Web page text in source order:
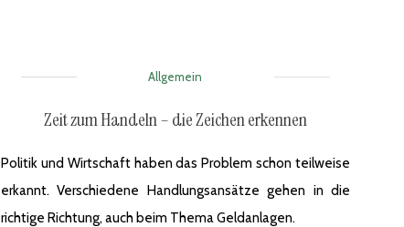
Allgemein
Zeit zum Handeln – die Zeichen erkennen
Politik und Wirtschaft haben das Problem schon teilweise
erkannt. Verschiedene Handlungsansätze gehen in die
richtige Richtung, auch beim Thema Geldanlagen.